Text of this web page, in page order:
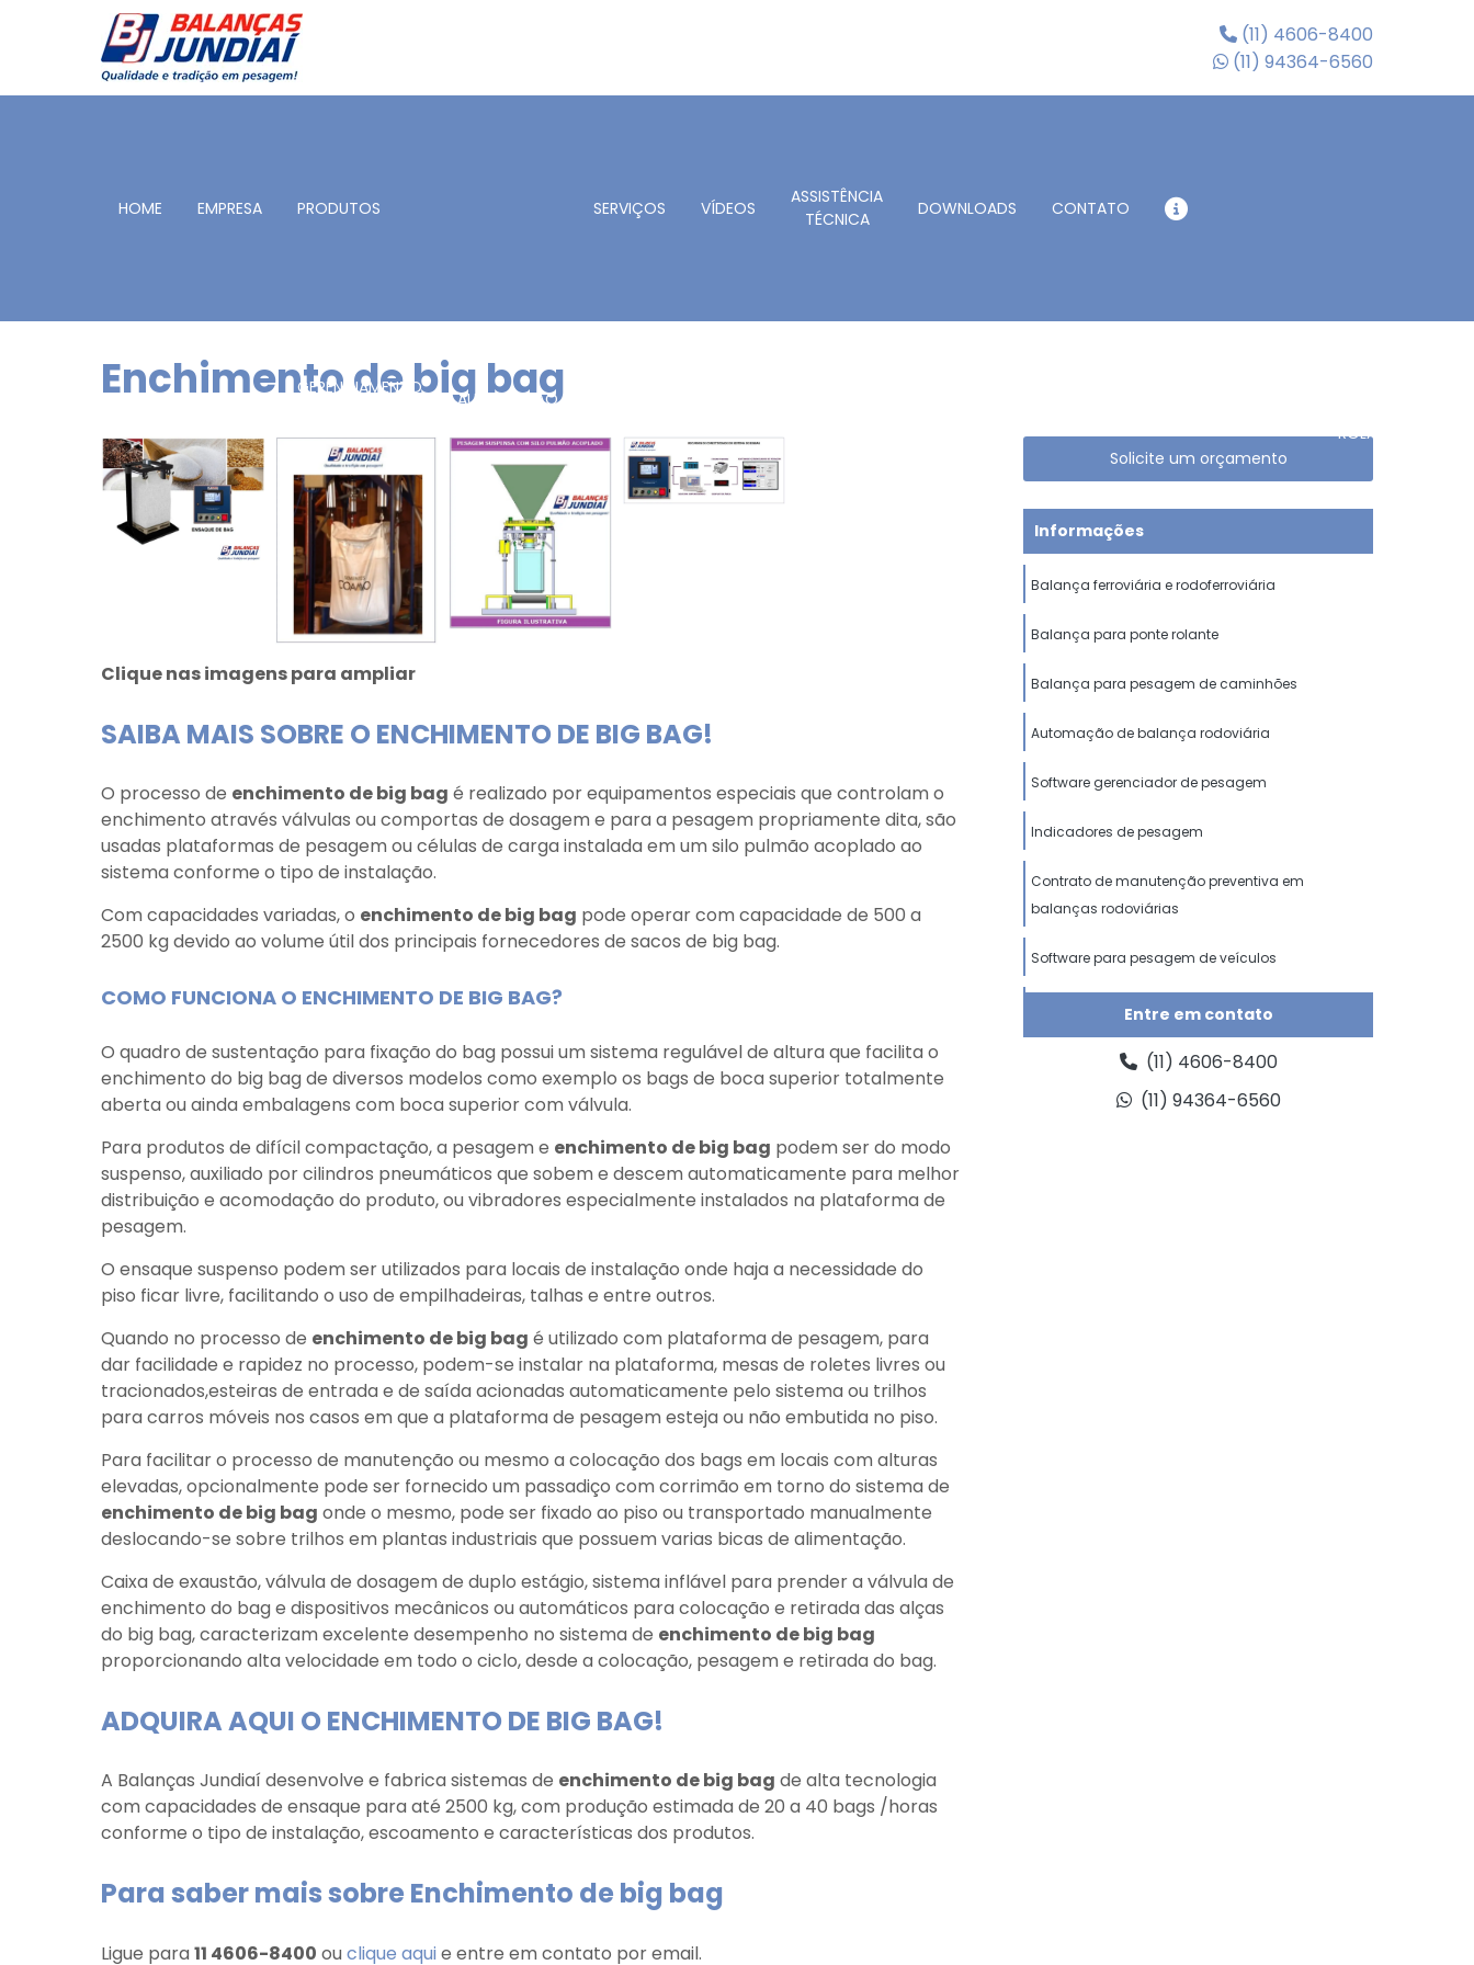
(11) 4606-8400
(11) 94364-6560
HOME EMPRESA PRODUTOS
GERENCIAMENTO
AUTOMAÇÃO
SERVIÇOS VÍDEOS
ASSISTÊNCIA
TÉCNICA
DOWNLOADS CONTATO
ROLANTE
Enchimento de big bag
Clique nas imagens para ampliar
SAIBA MAIS SOBRE O ENCHIMENTO DE BIG BAG!
O processo de enchimento de big bag é realizado por equipamentos especiais que controlam o
enchimento através válvulas ou comportas de dosagem e para a pesagem propriamente dita, são
usadas plataformas de pesagem ou células de carga instalada em um silo pulmão acoplado ao
sistema conforme o tipo de instalação.
Com capacidades variadas, o enchimento de big bag pode operar com capacidade de 500 a
2500 kg devido ao volume útil dos principais fornecedores de sacos de big bag.
COMO FUNCIONA O ENCHIMENTO DE BIG BAG?
O quadro de sustentação para fixação do bag possui um sistema regulável de altura que facilita o
enchimento do big bag de diversos modelos como exemplo os bags de boca superior totalmente
aberta ou ainda embalagens com boca superior com válvula.
Para produtos de difícil compactação, a pesagem e enchimento de big bag podem ser do modo
suspenso, auxiliado por cilindros pneumáticos que sobem e descem automaticamente para melhor
distribuição e acomodação do produto, ou vibradores especialmente instalados na plataforma de
pesagem.
O ensaque suspenso podem ser utilizados para locais de instalação onde haja a necessidade do
piso ficar livre, facilitando o uso de empilhadeiras, talhas e entre outros.
Quando no processo de enchimento de big bag é utilizado com plataforma de pesagem, para
dar facilidade e rapidez no processo, podem-se instalar na plataforma, mesas de roletes livres ou
tracionados,esteiras de entrada e de saída acionadas automaticamente pelo sistema ou trilhos
para carros móveis nos casos em que a plataforma de pesagem esteja ou não embutida no piso.
Para facilitar o processo de manutenção ou mesmo a colocação dos bags em locais com alturas
elevadas, opcionalmente pode ser fornecido um passadiço com corrimão em torno do sistema de
enchimento de big bag onde o mesmo, pode ser fixado ao piso ou transportado manualmente
deslocando-se sobre trilhos em plantas industriais que possuem varias bicas de alimentação.
Caixa de exaustão, válvula de dosagem de duplo estágio, sistema inflável para prender a válvula de
enchimento do bag e dispositivos mecânicos ou automáticos para colocação e retirada das alças
do big bag, caracterizam excelente desempenho no sistema de enchimento de big bag
proporcionando alta velocidade em todo o ciclo, desde a colocação, pesagem e retirada do bag.
ADQUIRA AQUI O ENCHIMENTO DE BIG BAG!
A Balanças Jundiaí desenvolve e fabrica sistemas de enchimento de big bag de alta tecnologia
com capacidades de ensaque para até 2500 kg, com produção estimada de 20 a 40 bags /horas
conforme o tipo de instalação, escoamento e características dos produtos.
Para saber mais sobre Enchimento de big bag
Ligue para 11 4606-8400 ou clique aquie entre em contato por email.
Solicite um orçamento
Informações
Balança ferroviária e rodoferroviária
Balança para ponte rolante
Balança para pesagem de caminhões
Automação de balança rodoviária
Software gerenciador de pesagem
Indicadores de pesagem
Contrato de manutenção preventiva em
balanças rodoviárias
Software para pesagem de veículos
Aferição de balanças rodoviárias
Aferir balança digital
Assistência técnica de balanças
Entre em contato
(11) 4606-8400
(11) 94364-6560